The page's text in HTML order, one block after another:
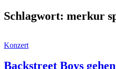
Schlagwort: merkur
Cat
Konzert
Backstreet Boys